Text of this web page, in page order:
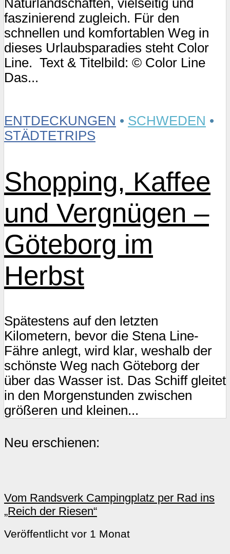
Naturlandschaften, vielseitig und
faszinierend zugleich. Für den
schnellen und komfortablen Weg in
dieses Urlaubsparadies steht Color
Line. Text & Titelbild: © Color Line
Das...
ENTDECKUNGEN • SCHWEDEN •
STÄDTETRIPS
Shopping, Kaffee
und Vergnügen –
Göteborg im
Herbst
Spätestens auf den letzten
Kilometern, bevor die Stena Line-
Fähre anlegt, wird klar, weshalb der
schönste Weg nach Göteborg der
über das Wasser ist. Das Schiff gleitet
in den Morgenstunden zwischen
größeren und kleinen...
Neu erschienen:
Vom Randsverk Campingplatz per Rad ins
„Reich der Riesen“
Veröffentlicht vor 1 Monat